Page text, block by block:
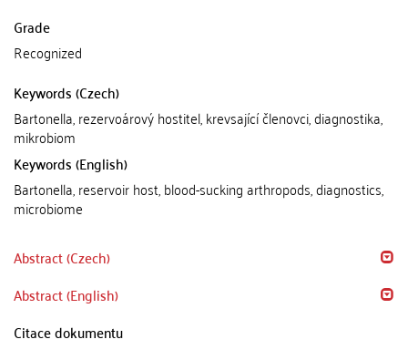
Grade
Recognized
Keywords (Czech)
Bartonella, rezervoárový hostitel, krevsající členovci, diagnostika,
mikrobiom
Keywords (English)
Bartonella, reservoir host, blood-sucking arthropods, diagnostics,
microbiome
Abstract (Czech)
Abstract (English)
Citace dokumentu